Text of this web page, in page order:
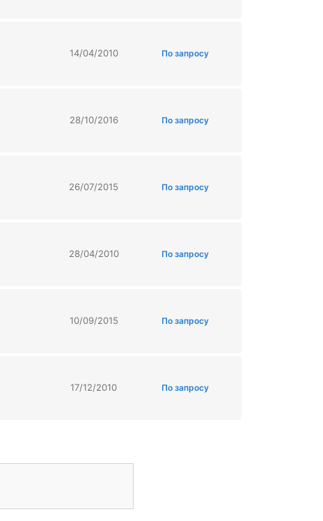
14/04/2010 По запросу
28/10/2016 По запросу
26/07/2015 По запросу
28/04/2010 По запросу
10/09/2015 По запросу
17/12/2010 По запросу